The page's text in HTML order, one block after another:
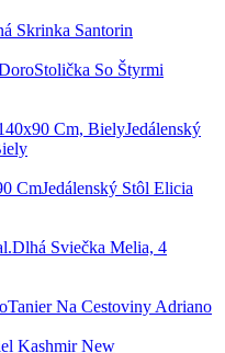
Skrinka Santorin
Stolička So Štyrmi
Jedálenský
Jedálenský Stôl Elicia
Dlhá Sviečka Melia, 4
Tanier Na Cestoviny Adriano
Kashmir New